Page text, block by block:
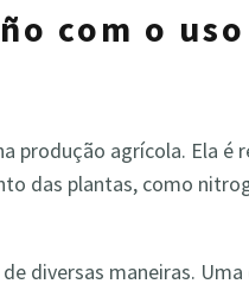
com o
produção agrícola. Ela é
das plantas, como
diversas maneiras.